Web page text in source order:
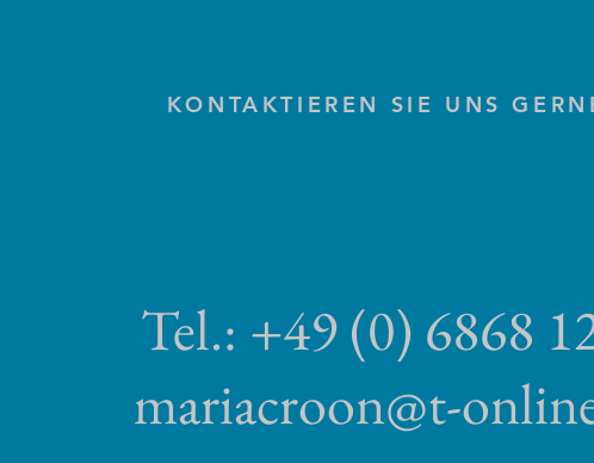
KONTAKTIEREN SIE UNS
Tel.: +49 (0) 6868
mariacroon@t-